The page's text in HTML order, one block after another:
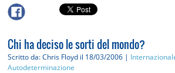
Chi ha deciso le sorti del mondo?
Scritto da: Chris Floyd il 18/03/2006 |
Autodeterminazione